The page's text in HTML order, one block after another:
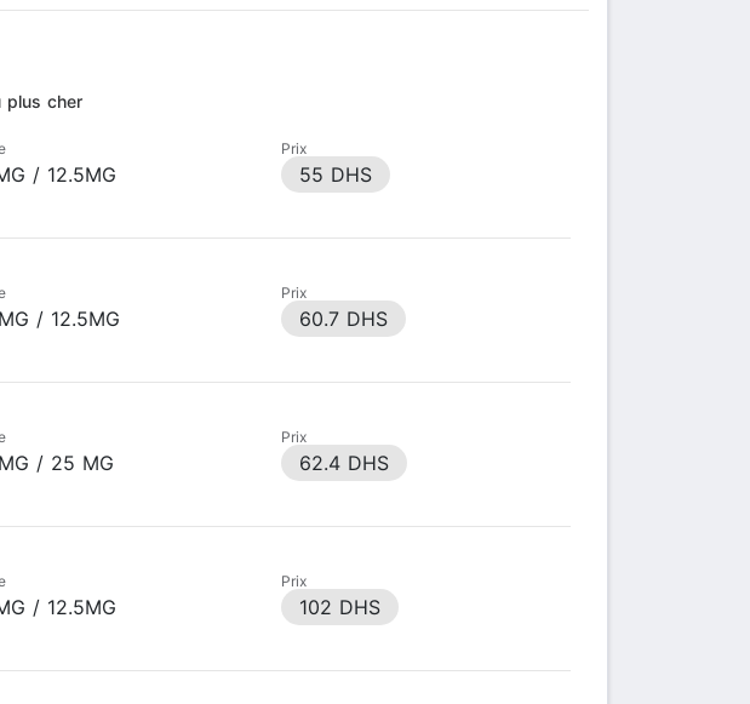
plus cher
/ 12.5MG
Prix
55 DHS
/ 12.5MG
Prix
60.7 DHS
/ 25 MG
Prix
62.4 DHS
/ 12.5MG
Prix
102 DHS